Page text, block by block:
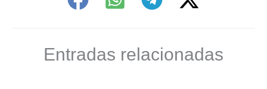
Entradas relacionadas